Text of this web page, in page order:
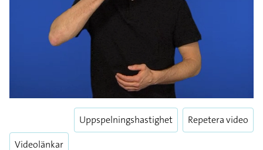
Videolänkar
Uppspelningshastighet Repetera video